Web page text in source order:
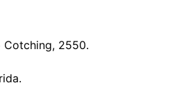
Cotching, 2550.